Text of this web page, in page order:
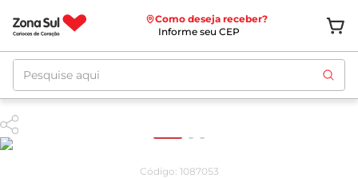
Como deseja receber?
Informe seu CEP
Pesquise aqui
Código: 1087053